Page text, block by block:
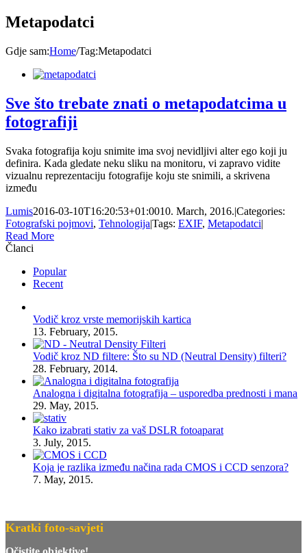
Metapodatci
Gdje sam:Home/Tag:Metapodatci
Sve što trebate znati o metapodatcima u
fotografiji
Svaka fotografija koju snimite ima svoj nevidljivi alter ego koji ju
definira. Kada gledate neku sliku na monitoru, vi zapravo vidite
vizualnu reprezentaciju fotografije koju ste snimili, a skrivena
između
Lumis2016-03-10T16:20:53+01:0010. March, 2016.|Categories:
Fotografski pojmovi, Tehnologija|Tags: EXIF, Metapodatci|
Read More
Članci
Popular
Recent
Vodič kroz vrste memorijskih kartica
13. February, 2015.
Vodič kroz ND filtere: Što su ND (Neutral Density) filteri?
28. February, 2014.
Analogna i digitalna fotografija – usporedba prednosti i mana
29. May, 2015.
Kako izabrati stativ za vaš DSLR fotoaparat
3. July, 2015.
Koja je razlika između načina rada CMOS i CCD senzora?
7. May, 2015.
Kratki foto-savjeti